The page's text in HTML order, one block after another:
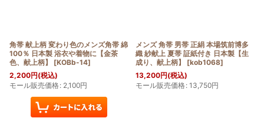
角帯 献上柄 変わり色のメンズ角帯 綿
100％ 日本製 浴衣や着物に【金茶
色、献上柄】
[KOBb-14]
2,200円(税込)
モール販売価格: 2,100円
メンズ 角帯 男帯 正絹 本場筑前博多
織 紗献上 夏帯 証紙付き 日本製【生
成り、献上柄】
[kob1068]
13,200円(税込)
モール販売価格: 13,750円